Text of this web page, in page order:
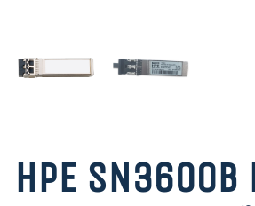
HPE